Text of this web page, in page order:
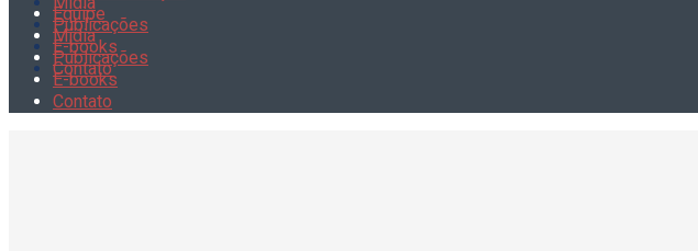
Publicações
E-books
Contato
Equipe
Mídia
Publicações
E-books
Contato